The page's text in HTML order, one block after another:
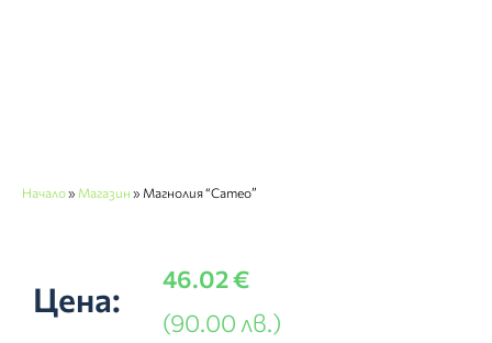
Начало» Магазин » Магнолия “Cameo”
Цена: 46.02€
(90.00 лв.)